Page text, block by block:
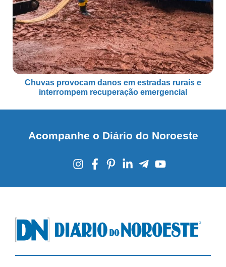
Chuvas provocam danos em estradas rurais e
interrompem recuperação emergencial
Acompanhe o Diário do Noroeste